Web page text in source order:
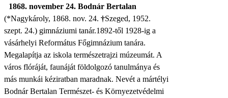
1868. november 24. Bodnár Bertalan
(*Nagykároly, 1868. nov. 24. †Szeged, 1952.
szept. 24.) gimnáziumi tanár.1892-től 1928-ig a
vásárhelyi Református Főgimnázium tanára.
Megalapítja az iskola természetrajzi múzeumát. A
város flóráját, faunáját földolgozó tanulmánya és
más munkái kéziratban maradnak. Nevét a mártélyi
Bodnár Bertalan Természet- és Környezetvédelmi